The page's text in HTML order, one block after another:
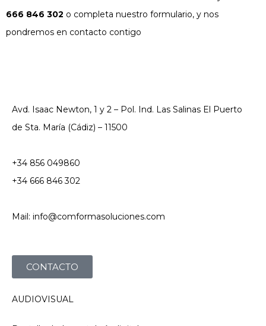
666 846 302 o completa nuestro formulario, y nos
pondremos en contacto contigo
Avd. Isaac Newton, 1 y 2 – Pol. Ind. Las Salinas El Puerto
de Sta. María (Cádiz) – 11500
+34 856 049860
+34 666 846 302
Mail: info@comformasoluciones.com
CONTACTO
AUDIOVISUAL